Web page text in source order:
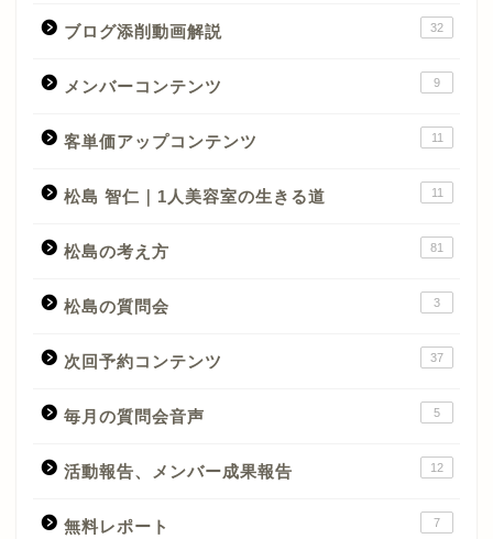
ブログ添削動画解説 32
メンバーコンテンツ 9
客単価アップコンテンツ 11
松島 智仁｜1人美容室の生きる道 11
松島の考え方 81
松島の質問会 3
次回予約コンテンツ 37
毎月の質問会音声 5
活動報告、メンバー成果報告 12
無料レポート 7